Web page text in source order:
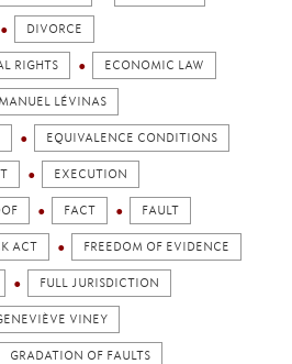
DIVORCE
RIGHTS ECONOMIC LAW
LÉVINAS
EQUIVALENCE CONDITIONS
EXECUTION
FACT FAULT
ACT FREEDOM OF EVIDENCE
FULL JURISDICTION
VINEY
GRADATION OF FAULTS